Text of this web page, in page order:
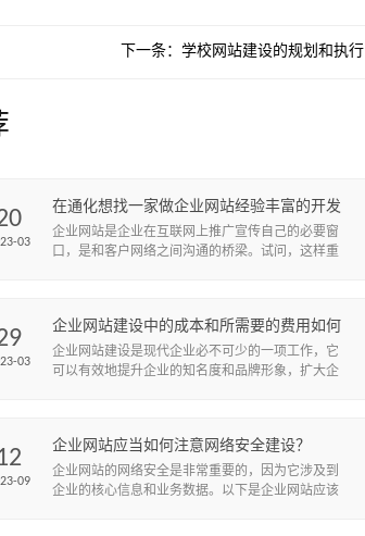
下一条：学校网站建设的规划和执行
03
在通化想找一家做企业网站经验丰富的开发
公司怎么找？
企业网站是企业在互联网上推广宣传自己的必要窗
口，是和客户网络之间沟通的桥梁。试问，这样重
03
企业网站建设中的成本和所需要的费用如何
计算？
企业网站建设是现代企业必不可少的一项工作，它
可以有效地提升企业的知名度和品牌形象，扩大企
09
企业网站应当如何注意网络安全建设？
企业网站的网络安全是非常重要的，因为它涉及到
企业的核心信息和业务数据。以下是企业网站应该